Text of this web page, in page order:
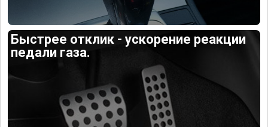
Быстрее отклик - ускорение реакции
педали газа.